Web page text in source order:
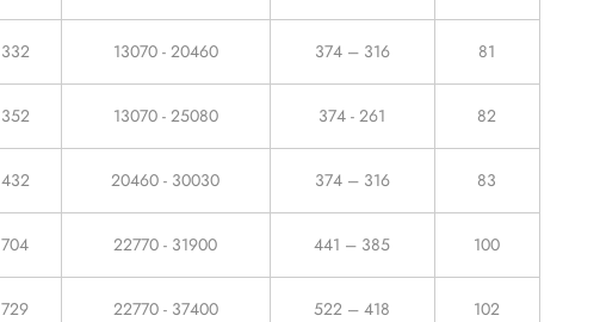
332 13070 - 20460 374 – 316 81
352 13070 - 25080 374 - 261 82
432 20460 - 30030 374 – 316 83
704 22770 - 31900 441 – 385 100
729 22770 - 37400 522 – 418 102